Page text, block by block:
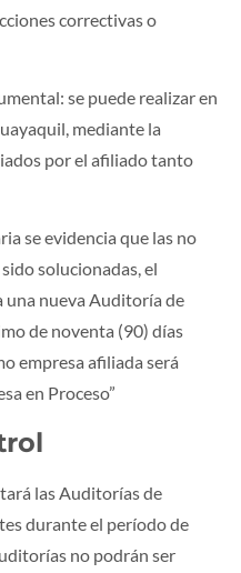
correctivas o
se puede realizar en
mediante la
por el afiliado tanto
se evidencia que las no
solucionadas, el
una nueva Auditoría de
de noventa (90) días
empresa afiliada será
en Proceso”
las Auditorías de
durante el período de
no podrán ser